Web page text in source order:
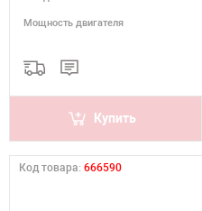
Мощность двигателя
Купить
Код товара: 666590